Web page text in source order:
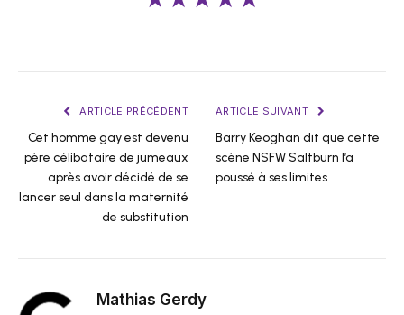
ARTICLE PRÉCÉDENT
Cet homme gay est devenu
père célibataire de jumeaux
après avoir décidé de se
lancer seul dans la maternité
de substitution
ARTICLE SUIVANT
Barry Keoghan dit que cette
scène NSFW Saltburn l’a
poussé à ses limites
Mathias Gerdy